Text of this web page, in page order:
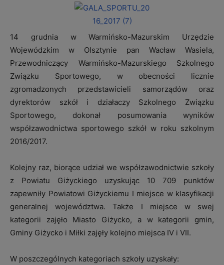
14 grudnia w Warmińsko-Mazurskim Urzędzie
Wojewódzkim w Olsztynie pan Wacław Wasiela,
Przewodniczący Warmińsko-Mazurskiego Szkolnego
Związku Sportowego, w obecności licznie
zgromadzonych przedstawicieli samorządów oraz
dyrektorów szkół i działaczy Szkolnego Związku
Sportowego, dokonał posumowania wyników
współzawodnictwa sportowego szkół w roku szkolnym
2016/2017.
Kolejny raz, biorące udział we współzawodnictwie szkoły
z Powiatu Giżyckiego uzyskując 10 709 punktów
zapewniły Powiatowi Giżyckiemu I miejsce w klasyfikacji
generalnej województwa. Także I miejsce w swej
kategorii zajęło Miasto Giżycko, a w kategorii gmin,
Gminy Giżycko i Miłki zajęły kolejno miejsca IV i VII.
W poszczególnych kategoriach szkoły uzyskały: